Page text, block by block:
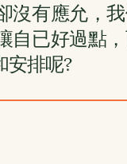
沒有應允，
自已好過點
安排呢?